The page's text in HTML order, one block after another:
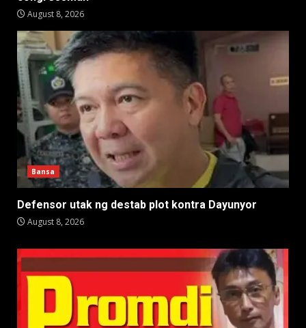
August 8, 2026
Bansa
Defensor utak ng destab plot kontra Dayunyor
August 8, 2026